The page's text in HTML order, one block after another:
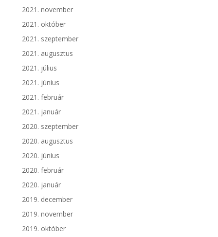
2021. november
2021. október
2021. szeptember
2021. augusztus
2021. július
2021. június
2021. február
2021. január
2020. szeptember
2020. augusztus
2020. június
2020. február
2020. január
2019. december
2019. november
2019. október